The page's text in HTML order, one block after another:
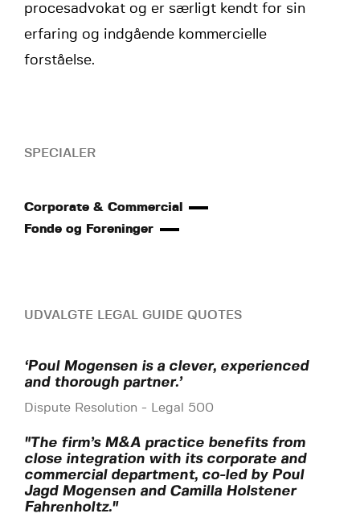
procesadvokat og er særligt kendt for sin
erfaring og indgående kommercielle
forståelse.
SPECIALER
Corporate & Commercial
Fonde og Foreninger
UDVALGTE LEGAL GUIDE QUOTES
‘Poul Mogensen is a clever, experienced
and thorough partner.’
Dispute Resolution - Legal 500
"The firm’s M&A practice benefits from
close integration with its corporate and
commercial department, co-led by Poul
Jagd Mogensen and Camilla Holstener
Fahrenholtz."